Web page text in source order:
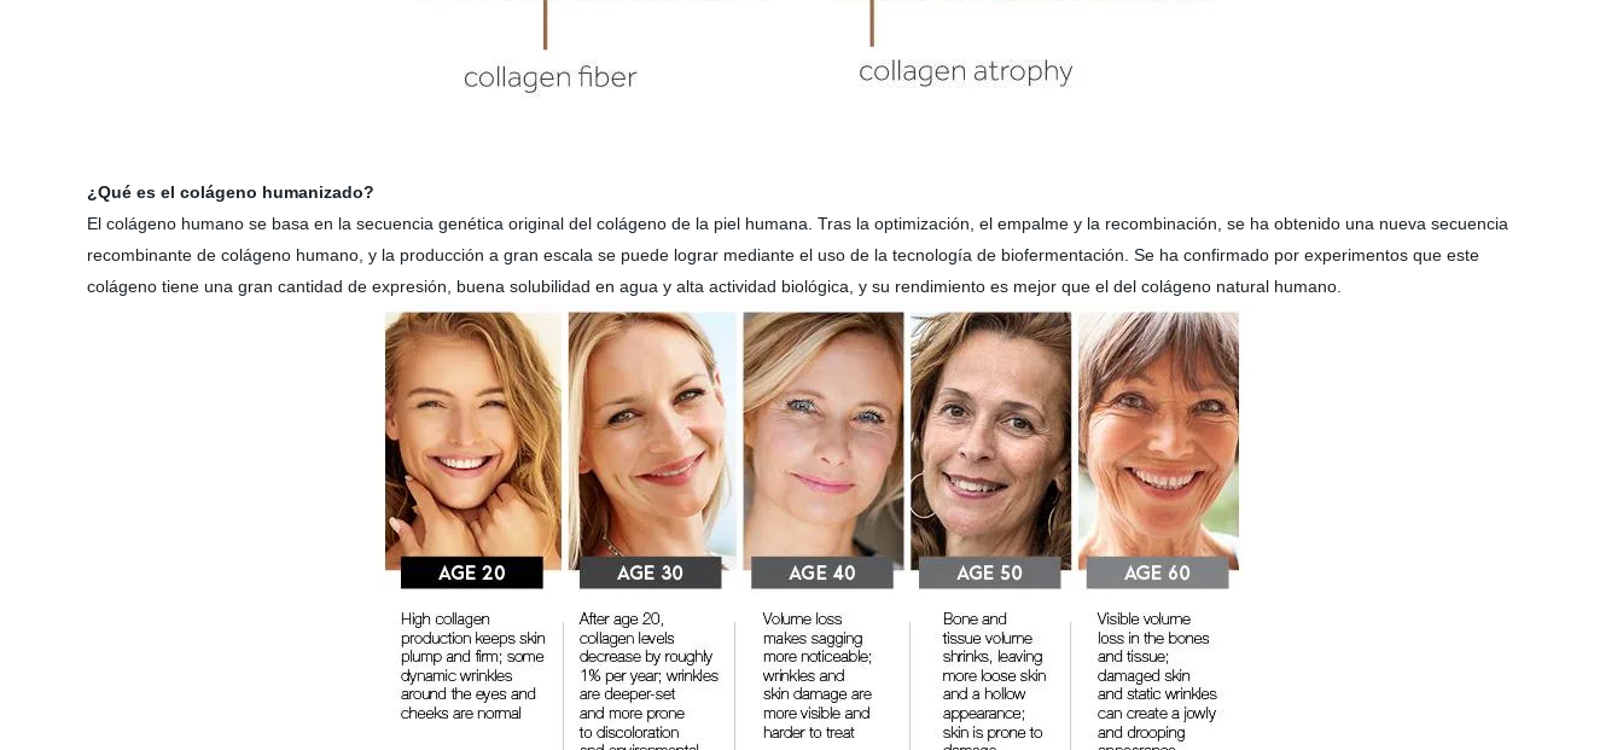
¿Qué es el colágeno humanizado?
El colágeno humano se basa en la secuencia genética original del colágeno de la piel humana. Tras la optimización, el empalme y la recombinación, se ha obtenido una nueva secuencia
recombinante de colágeno humano, y la producción a gran escala se puede lograr mediante el uso de la tecnología de biofermentación. Se ha confirmado por experimentos que este
colágeno tiene una gran cantidad de expresión, buena solubilidad en agua y alta actividad biológica, y su rendimiento es mejor que el del colágeno natural humano.